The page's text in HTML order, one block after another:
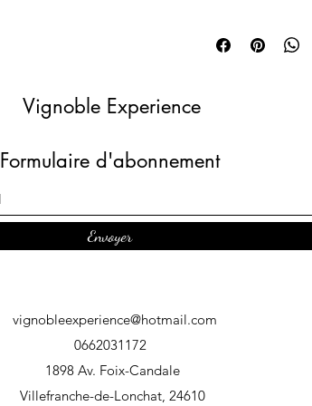
vos conditionnements
afin de rassurer vos
Vignoble Experience
Formulaire d'abonnement
Envoyer
vignobleexperience@hotmail.com
0662031172
1898 Av. Foix-Candale
Villefranche-de-Lonchat, 24610